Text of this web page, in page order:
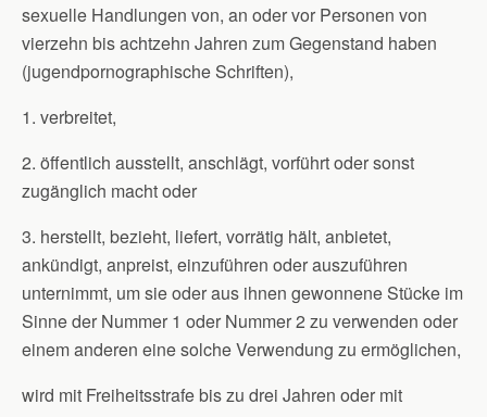
sexuelle Handlungen von, an oder vor Personen von
vierzehn bis achtzehn Jahren zum Gegenstand haben
(jugendpornographische Schriften),
1. verbreitet,
2. öffentlich ausstellt, anschlägt, vorführt oder sonst
zugänglich macht oder
3. herstellt, bezieht, liefert, vorrätig hält, anbietet,
ankündigt, anpreist, einzuführen oder auszuführen
unternimmt, um sie oder aus ihnen gewonnene Stücke im
Sinne der Nummer 1 oder Nummer 2 zu verwenden oder
einem anderen eine solche Verwendung zu ermöglichen,
wird mit Freiheitsstrafe bis zu drei Jahren oder mit